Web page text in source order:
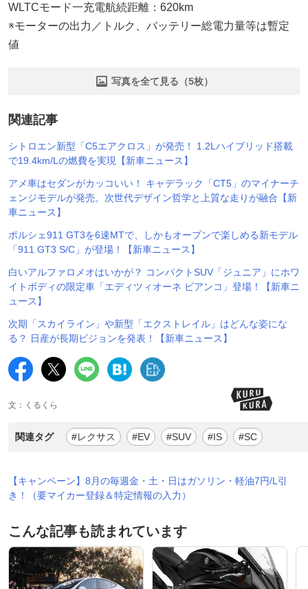
WLTCモード一充電航続距離：620km
※モーターの出力／トルク、バッテリー総電力量等は暫定
値
写真を全て見る（5枚）
関連記事
シトロエン新型「C5エアクロス」が発売！ 1.2Lハイブリッド搭載
で19.4km/Lの燃費を実現【新車ニュース】
アメ車はセダンがカッコいい！ キャデラック「CT5」のマイナーチ
ェンジモデルが発売。次世代デザイン哲学と上質な走りが融合【新
車ニュース】
ポルシェ911 GT3を6速MTで、しかもオープンで楽しめる新モデル
「911 GT3 S/C」が登場！【新車ニュース】
白いアルファロメオはいかが？ コンパクトSUV「ジュニア」にホワ
イトボディの限定車「エディツィオーネ ビアンコ」登場！【新車ニ
ュース】
次期「スカイライン」や新型「エクストレイル」はどんな姿にな
る？ 日産が長期ビジョンを発表！【新車ニュース】
文：くるくら
関連タグ #レクサス #EV #SUV #IS #SC
【キャンペーン】8月の毎週金・土・日はガソリン・軽油7円/L引
き！（要マイカー登録＆特定情報の入力）
こんな記事も読まれています